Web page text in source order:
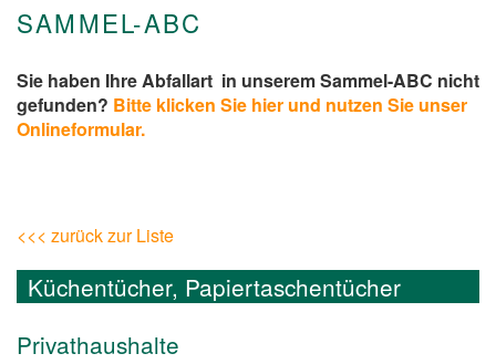
SAMMEL-ABC
Sie haben Ihre Abfallart in unserem Sammel-ABC nicht
gefunden? Bitte klicken Sie hier und nutzen Sie unser
Onlineformular.
<<< zurück zur Liste
Küchentücher, Papiertaschentücher
Privathaushalte